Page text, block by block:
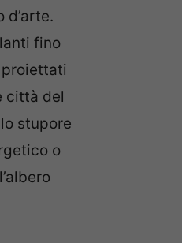
fino
città del
stupore
o